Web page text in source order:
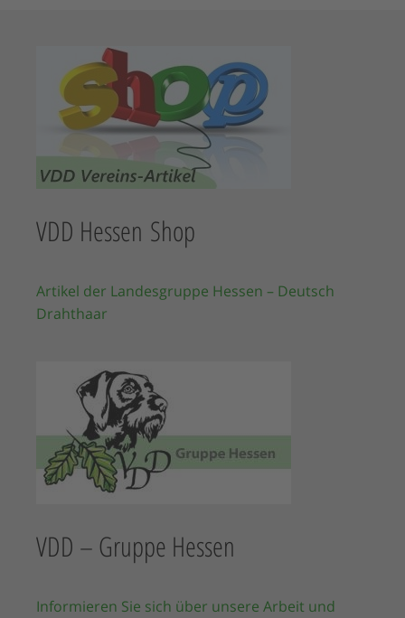
VDD Hessen Shop
Artikel der Landesgruppe Hessen – Deutsch
Drahthaar
VDD – Gruppe Hessen
Informieren Sie sich über unsere Arbeit und